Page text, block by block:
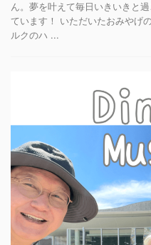
ん。夢を叶えて毎日いきいきと
ています！ いただいたおみやげ
ルクのハ ...